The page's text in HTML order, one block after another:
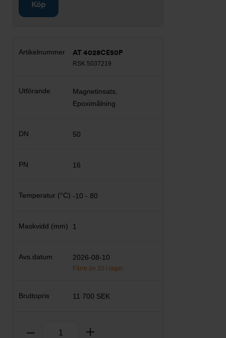
Köp
AT 4028CE50P
RSK 5037219
Magnetinsats,
Epoximålning
50
16
-10 - 80
1
2026-08-10
Färre än 10 i lager
11 700 SEK
Ta bort